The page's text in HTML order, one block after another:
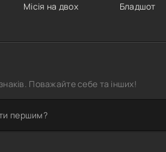
Місія на двох Бладшот
Поважайте себе та інших!
першим?